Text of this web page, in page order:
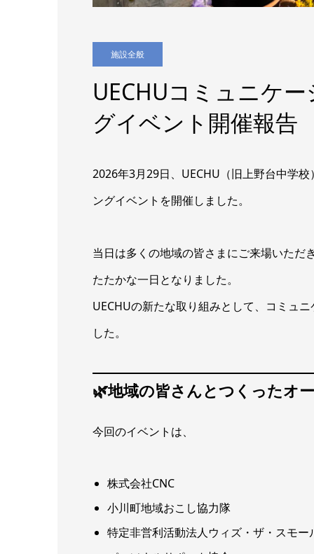
施設全般
UECHUコミュニケ
グイベント開催報告
2026年3月29日、UECHU（旧上野台中学
ングイベントを開催しました。
当日は多くの地域の皆さまにご来場いただ
たたかな一日となりました。
UECHUの新たな取り組みとして、コミュ
した。
🌿地域の皆さんとつくったオ
今回のイベントは、
株式会社CNC
小川町地域おこし協力隊
特定非営利活動法人ウィズ・ザ・スモー